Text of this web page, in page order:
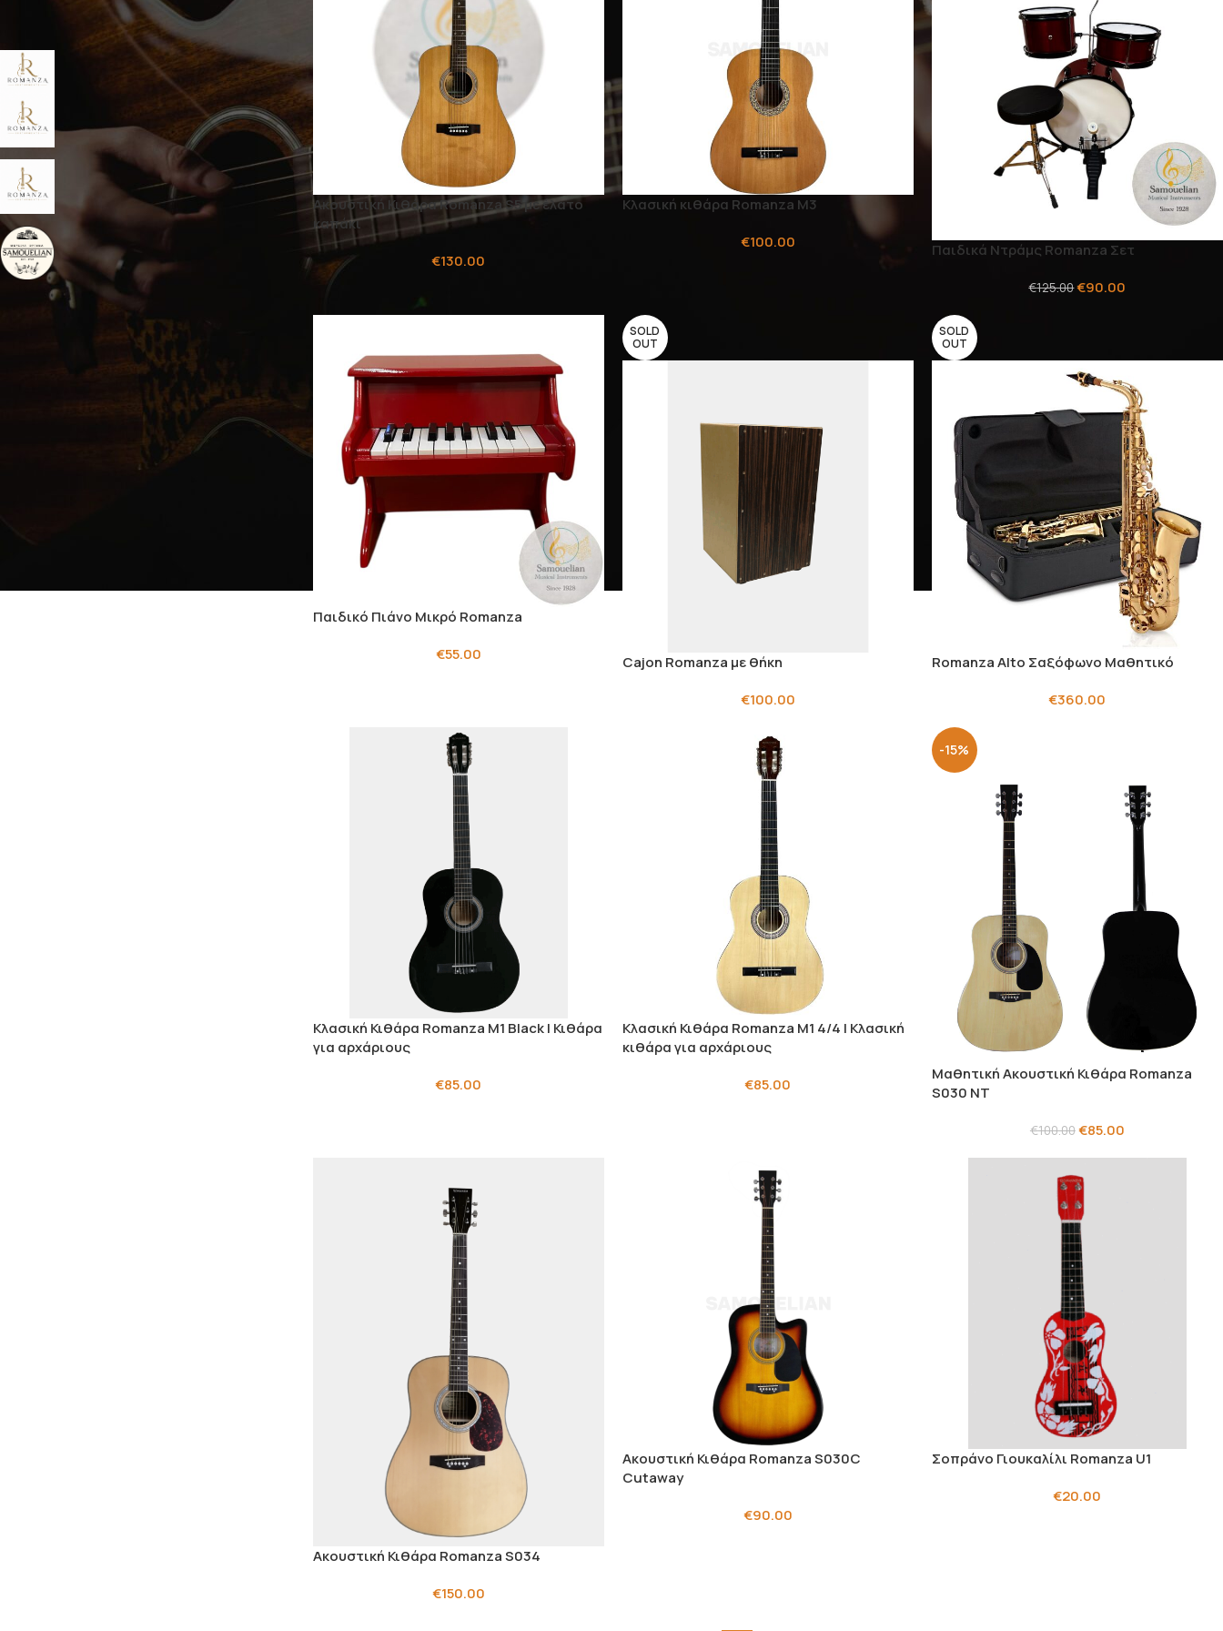
ROMANZA Μουσικά Όργανα
Ακουστικές Κιθάρες
Romanza
1
Θήκες Romanza 2
Κιθάρες Romanza 6
Κλασικές Κιθάρες Romanza
Χειροποίητα Όργανα
SAMOUELIAN
Ακουστική Κιθάρα Romanza S5 με έλατο
καπάκι
€130.00
Κλασική κιθάρα Romanza M3
€100.00 Παιδικά Ντράμς Romanza Σετ
€125.00€90.00
Παιδικό Πιάνο Μικρό Romanza
€55.00
SOLD
OUT
Cajon Romanza με θήκη
€100.00
SOLD
OUT
Romanza Alto Σαξόφωνο Μαθητικό
€360.00
Κλασική Κιθάρα Romanza M1 Black | Κιθάρα
για αρχάριους
€85.00
Κλασική Κιθάρα Romanza M1 4/4 | Κλασική
κιθάρα για αρχάριους
€85.00
-15%
Μαθητική Ακουστική Κιθάρα Romanza
S030 NT
€100.00€85.00
Ακουστική Κιθάρα Romanza S034
€150.00
Ακουστική Κιθάρα Romanza S030C
Cutaway
€90.00
Σοπράνο Γιουκαλίλι Romanza U1
€20.00